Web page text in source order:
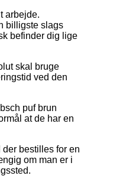
arbejde.
billigste slags
befinder dig lige
skal bruge
ved den
puf brun
at de har en
bestilles for en
om man er i